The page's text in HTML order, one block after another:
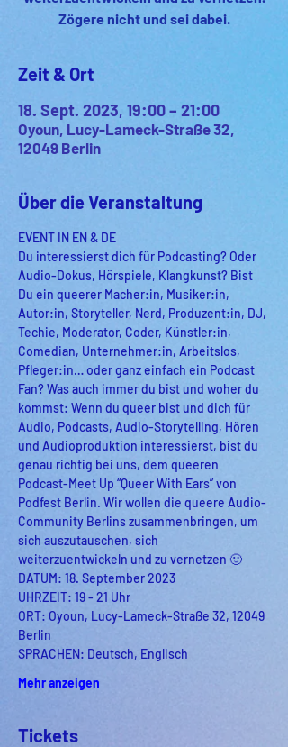
Zögere nicht und sei dabei.
Zeit & Ort
18. Sept. 2023, 19:00 – 21:00
Oyoun, Lucy-Lameck-Straße 32,
12049 Berlin
Über die Veranstaltung
EVENT IN EN & DE
Du interessierst dich für Podcasting? Oder
Audio-Dokus, Hörspiele, Klangkunst? Bist
Du ein queerer Macher:in, Musiker:in,
Autor:in, Storyteller, Nerd, Produzent:in, DJ,
Techie, Moderator, Coder, Künstler:in,
Comedian, Unternehmer:in, Arbeitslos,
Pfleger:in… oder ganz einfach ein Podcast
Fan? Was auch immer du bist und woher du
kommst: Wenn du queer bist und dich für
Audio, Podcasts, Audio-Storytelling, Hören
und Audioproduktion interessierst, bist du
genau richtig bei uns, dem queeren
Podcast-Meet Up “Queer With Ears” von
Podfest Berlin. Wir wollen die queere Audio-
Community Berlins zusammenbringen, um
sich auszutauschen, sich
weiterzuentwickeln und zu vernetzen 🙂
DATUM: 18. September 2023
UHRZEIT: 19 - 21 Uhr
ORT: Oyoun, Lucy-Lameck-Straße 32, 12049
Berlin
SPRACHEN: Deutsch, Englisch
Mehr anzeigen
Tickets